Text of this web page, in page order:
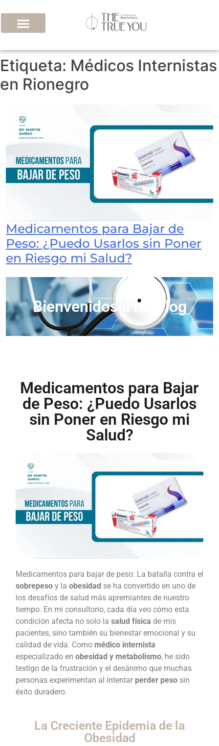
Etiqueta: Médicos Internistas
en Rionegro
Medicamentos para Bajar de
Peso: ¿Puedo Usarlos sin Poner
en Riesgo mi Salud?
Bienvenidos a mi Blog
Medicamentos para Bajar
de Peso: ¿Puedo Usarlos
sin Poner en Riesgo mi
Salud?
Medicamentos para bajar de peso: La batalla contra el
sobrepeso y la obesidad se ha convertido en uno de
los desafíos de salud más apremiantes de nuestro
tiempo. En mi consultorio, cada día veo cómo esta
condición afecta no solo la salud física de mis
pacientes, sino también su bienestar emocional y su
calidad de vida. Como médico internista
especializado en obesidad y metabolismo, he sido
testigo de la frustración y el desánimo que muchas
personas experimentan al intentar perder peso sin
éxito duradero.
La Creciente Epidemia de la
Obesidad